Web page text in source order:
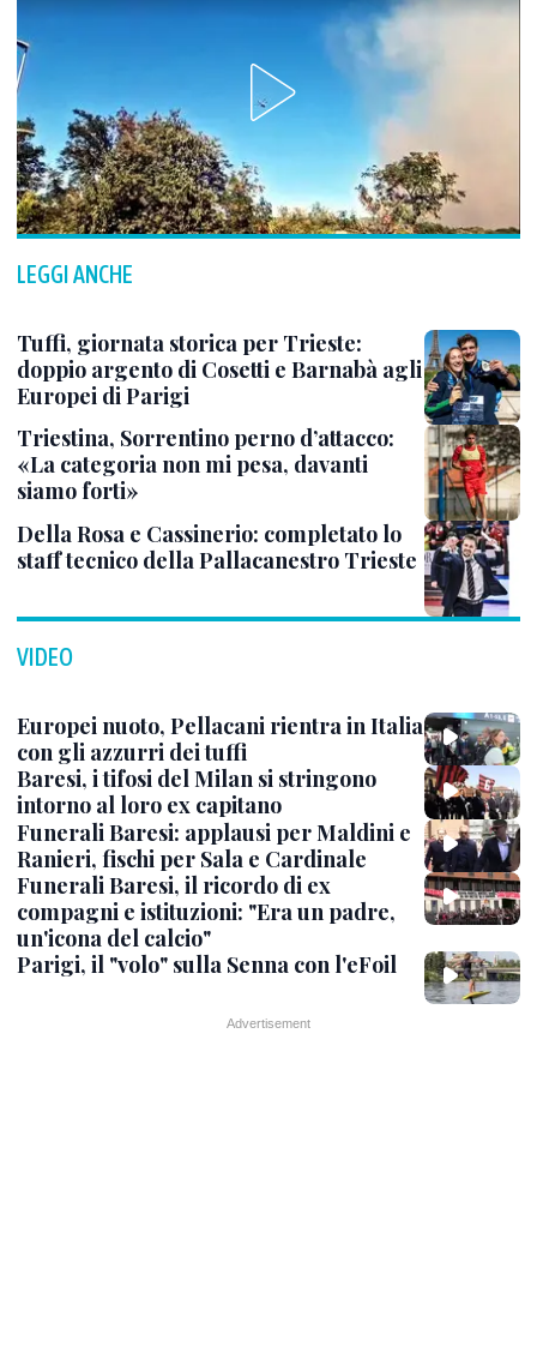
LEGGI ANCHE
Tuffi, giornata storica per Trieste:
doppio argento di Cosetti e Barnabà agli
Europei di Parigi
Triestina, Sorrentino perno d’attacco:
«La categoria non mi pesa, davanti
siamo forti»
Della Rosa e Cassinerio: completato lo
staff tecnico della Pallacanestro Trieste
VIDEO
Europei nuoto, Pellacani rientra in Italia
con gli azzurri dei tuffi
Baresi, i tifosi del Milan si stringono
intorno al loro ex capitano
Funerali Baresi: applausi per Maldini e
Ranieri, fischi per Sala e Cardinale
Funerali Baresi, il ricordo di ex
compagni e istituzioni: "Era un padre,
un'icona del calcio"
Parigi, il "volo" sulla Senna con l'eFoil